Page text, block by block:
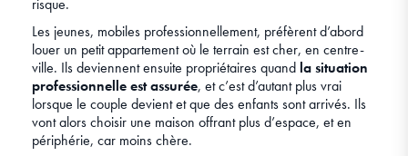
risque.
Les jeunes, mobiles professionnellement, préfèrent d’abord
louer un petit appartement où le terrain est cher, en centre-
ville. Ils deviennent ensuite propriétaires quand la situation
professionnelle est assurée, et c’est d’autant plus vrai
lorsque le couple devient et que des enfants sont arrivés. Ils
vont alors choisir une maison offrant plus d’espace, et en
périphérie, car moins chère.